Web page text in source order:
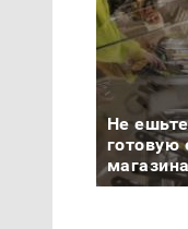
Не
готовую